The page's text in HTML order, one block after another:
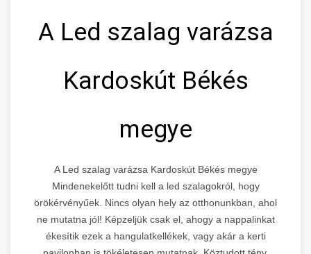
A Led szalag varázsa
Kardoskút Békés
megye
A Led szalag varázsa Kardoskút Békés megye
Mindenekelőtt tudni kell a led szalagokról, hogy
örökérvényűek. Nincs olyan hely az otthonunkban, ahol
ne mutatna jól! Képzeljük csak el, ahogy a nappalinkat
ékesítik ezek a hangulatkellékek, vagy akár a kerti